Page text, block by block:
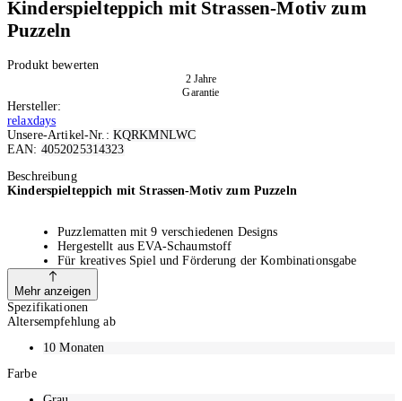
Kinderspielteppich mit Strassen-Motiv zum
Puzzeln
Produkt bewerten
2 Jahre
Garantie
Hersteller:
relaxdays
Unsere-Artikel-Nr.: KQRKMNLWC
EAN: 4052025314323
Beschreibung
Kinderspielteppich mit Strassen-Motiv zum Puzzeln
Puzzlematten mit 9 verschiedenen Designs
Hergestellt aus EVA-Schaumstoff
Für kreatives Spiel und Förderung der Kombinationsgabe
Optimaler Schutz vor Bodenkälte und Minderung von Trittschall
Gesamtgewicht: ca. 530 g
Puzzleteppich aus 3 x 3 Matten: 90 x 90 cm
Kurs. Die 9 verschiedenen Strassenmatten ergeben ein harmonisches
Mehr anzeigen
Spezifikationen
Altersempfehlung ab
10 Monaten
Farbe